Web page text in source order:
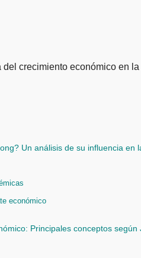
Un análisis de su influencia en
económico
Principales conceptos según